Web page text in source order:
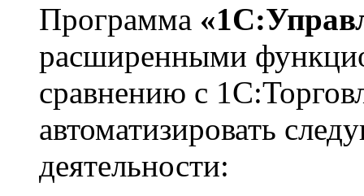
Программа
расширенными
сравнению с
автоматизировать
деятельности: